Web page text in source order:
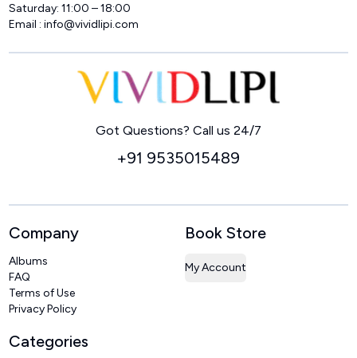
Saturday: 11:00 – 18:00
Email :info@vividlipi.com
Got Questions? Call us 24/7
+91 9535015489
Company
Albums
FAQ
Terms of Use
Privacy Policy
Book Store
My Account
Categories